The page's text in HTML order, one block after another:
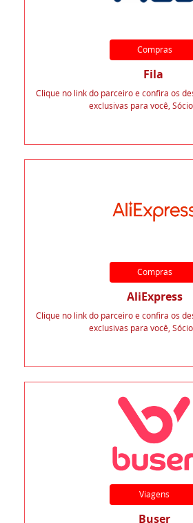
Compras
Fila
Clique no link do parceiro e confira os
exclusivas para você,
Compras
AliExpress
Clique no link do parceiro e confira os
exclusivas para você,
Viagens
Buser